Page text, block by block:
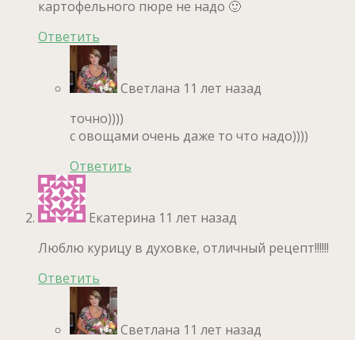
картофельного пюре не надо 🙂
Ответить
Светлана 11 лет назад
точно))))
с овощами очень даже то что надо))))
Ответить
Екатерина 11 лет назад
Люблю курицу в духовке, отличный рецепт!!!!!!
Ответить
Светлана 11 лет назад